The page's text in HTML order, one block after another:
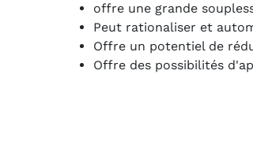
offre une grande
Peut rationaliser et
Offre un potentiel de
Offre des possibilités